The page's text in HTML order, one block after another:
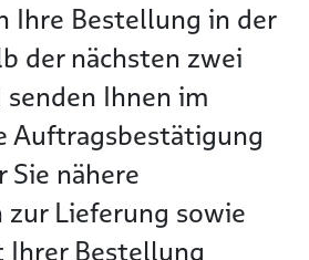
Ihre Bestellung in der
der nächsten zwei
Ihnen im
Auftragsbestätigung
Sie nähere
Lieferung sowie
Ihrer Bestellung